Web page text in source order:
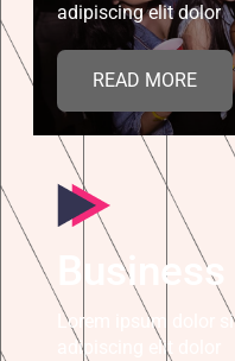
adipiscing elit dolor
READ MORE
Business
Lorem ipsum dolor
adipiscing elit dolor